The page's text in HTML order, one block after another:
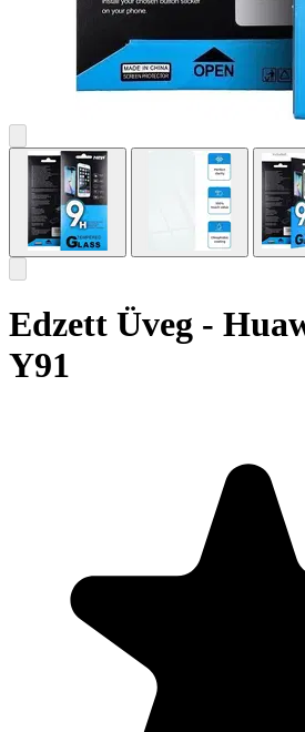
Edzett Üveg -
Y91